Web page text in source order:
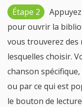
Étape 2
pour ouvrir la
vous trouverez des
lesquelles choisir.
chanson
ou par ce qui est
le bouton de